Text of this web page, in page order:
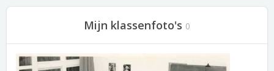
Mijn klassenfoto's 0